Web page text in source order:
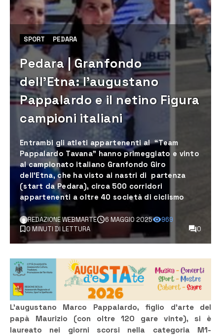
SPORT PEDARA
Pedara | Granfondo
dell’Etna: l’augustano
Pappalardo e il netino Figura
campioni italiani
Entrambi gli atleti appartenenti al “Team
Pappalardo Tavana” hanno primeggiato e vinto
al campionato italiano Granfondo Giro
dell’Etna, che ha visto ai nastri di partenza
(start da Pedara), circa 500 corridori
appartenenti a oltre 40 società di ciclismo
REDAZIONE WEBMARTE 6 MAGGIO 2025
969
0 MINUTI DI LETTURA
0
L’augustano Marco Pappalardo, figlio d’arte del
papà Maurizio (con oltre 120 gare vinte), si è
laureato nei giorni scorsi nella categoria M1-